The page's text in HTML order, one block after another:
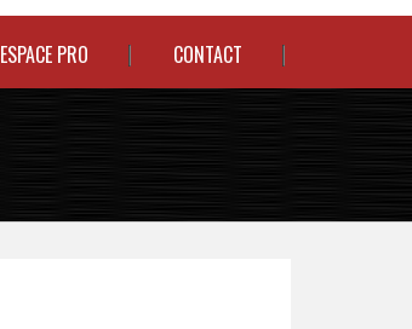
ESPACE PRO CONTACT